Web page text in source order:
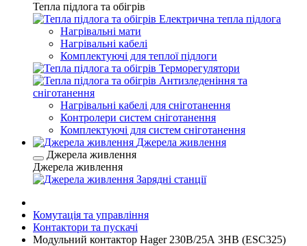
Тепла підлога та обігрів
Електрична тепла підлога
Нагрівальні мати
Нагрівальні кабелі
Комплектуючі для теплої підлоги
Терморегулятори
Антизледеніння та
сніготанення
Нагрівальні кабелі для сніготанення
Контролери систем сніготанення
Комплектуючі для систем сніготанення
Джерела живлення
Джерела живлення
Джерела живлення
Зарядні станції
Комутація та управління
Контактори та пускачі
Модульний контактор Hager 230В/25А 3НВ (ESC325)